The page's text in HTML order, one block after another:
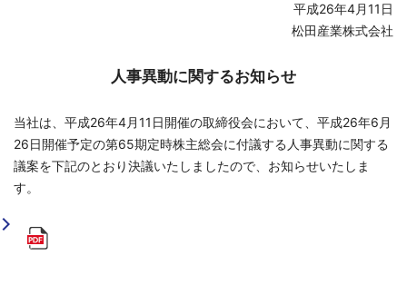
平成26年4月11日
松田産業株式会社
人事異動に関するお知らせ
当社は、平成26年4月11日開催の取締役会において、平成26年6月
26日開催予定の第65期定時株主総会に付議する人事異動に関する
議案を下記のとおり決議いたしましたので、お知らせいたしま
す。